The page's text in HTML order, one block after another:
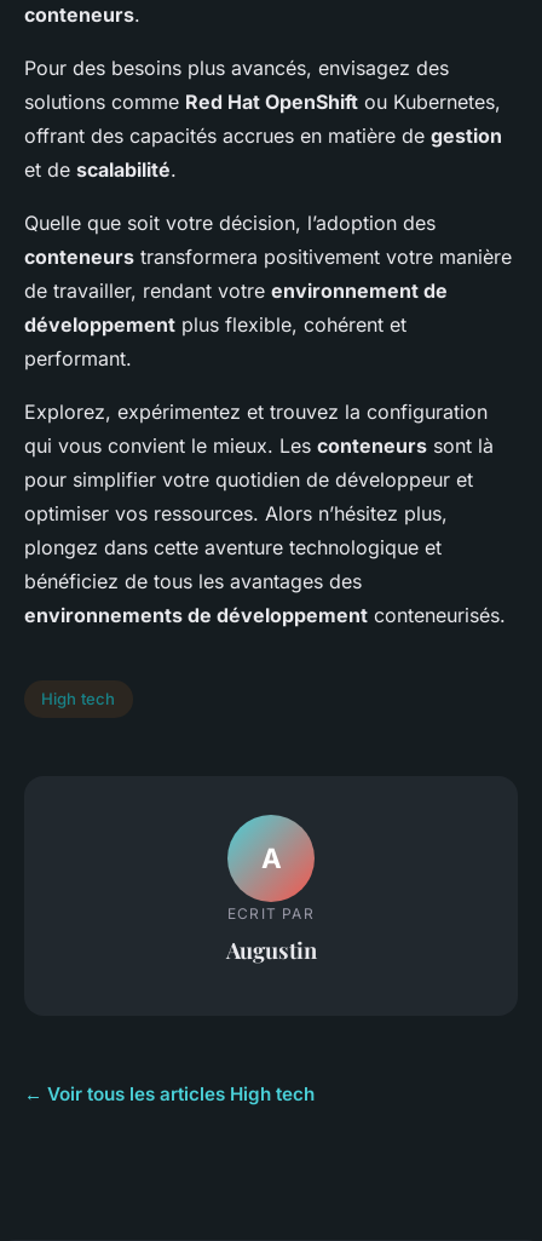
conteneurs.
Pour des besoins plus avancés, envisagez des
solutions comme Red Hat OpenShift ou Kubernetes,
offrant des capacités accrues en matière de gestion
et de scalabilité.
Quelle que soit votre décision, l’adoption des
conteneurs transformera positivement votre manière
de travailler, rendant votre environnement de
développement plus flexible, cohérent et
performant.
Explorez, expérimentez et trouvez la configuration
qui vous convient le mieux. Les conteneurs sont là
pour simplifier votre quotidien de développeur et
optimiser vos ressources. Alors n’hésitez plus,
plongez dans cette aventure technologique et
bénéficiez de tous les avantages des
environnements de développement conteneurisés.
High tech
A
ECRIT PAR
Augustin
← Voir tous les articles High tech